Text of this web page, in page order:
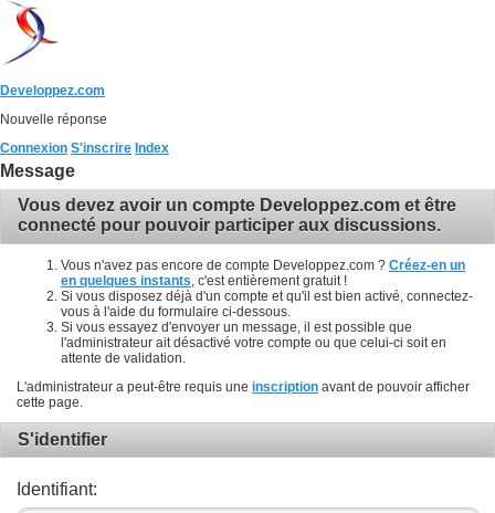
Developpez.com
Nouvelle réponse
Connexion S'inscrire Index
Message
Vous devez avoir un compte Developpez.com et être
connecté pour pouvoir participer aux discussions.
Vous n'avez pas encore de compte Developpez.com ? Créez-en un
en quelques instants , c'est entièrement gratuit !
Si vous disposez déjà d'un compte et qu'il est bien activé, connectez-
vous à l'aide du formulaire ci-dessous.
Si vous essayez d'envoyer un message, il est possible que
l'administrateur ait désactivé votre compte ou que celui-ci soit en
attente de validation.
L'administrateur a peut-être requis une inscription avant de pouvoir afficher
cette page.
S'identifier
Identifiant: